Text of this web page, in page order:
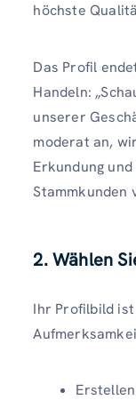
höchste
Das Profil
Handeln:
unserer
moderat an,
Erkundung
Stammkunden
2. Wählen
Ihr Profilbild